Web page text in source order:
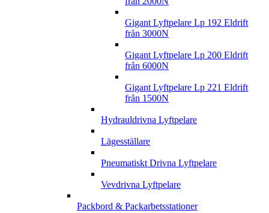
Gigant Lyftpelare Lp 192 Eldrift
från 3000N
Gigant Lyftpelare Lp 200 Eldrift
från 6000N
Gigant Lyftpelare Lp 221 Eldrift
från 1500N
Hydrauldrivna Lyftpelare
Lägesställare
Pneumatiskt Drivna Lyftpelare
Vevdrivna Lyftpelare
Packbord & Packarbetsstationer